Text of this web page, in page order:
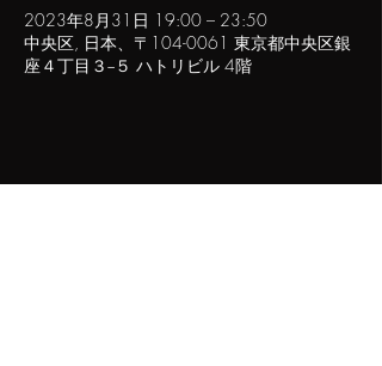
2023年8月31日 19:00 – 23:50
中央区, 日本、〒104-0061 東京都中央区銀
座４丁目３−５ ハトリビル 4階